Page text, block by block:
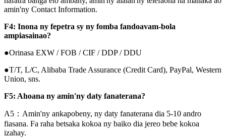
amin'ny Contact Information.
F4: Inona ny fepetra sy ny fomba fandoavam-bola
ampiasainao?
●Orinasa EXW / FOB / CIF / DDP / DDU
●T/T, L/C, Alibaba Trade Assurance (Credit Card), PayPal, Western
Union, sns.
F5: Ahoana ny amin'ny daty fanaterana?
A5：Amin'ny ankapobeny, ny daty fanaterana dia 5-10 andro
fiasana. Fa raha betsaka kokoa ny baiko dia jereo bebe kokoa
izahay.